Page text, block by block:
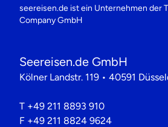
seereisen.de ist ein Unternehmen der
Company GmbH
Seereisen.de GmbH
Kölner Landstr. 119 • 40591
T +49 211 8893 910
F +49 211 8824 9624